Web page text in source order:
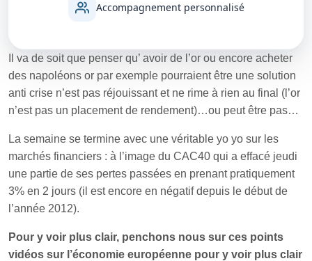
Accompagnement personnalisé
Il va de soit que penser qu’ avoir de l’or ou encore acheter
des napoléons or par exemple pourraient être une solution
anti crise n’est pas réjouissant et ne rime à rien au final (l’or
n’est pas un placement de rendement)…ou peut être pas…
La semaine se termine avec une véritable yo yo sur les
marchés financiers : à l’image du CAC40 qui a effacé jeudi
une partie de ses pertes passées en prenant pratiquement
3% en 2 jours (il est encore en négatif depuis le début de
l’année 2012).
Pour y voir plus clair, penchons nous sur ces points
vidéos sur l’économie européenne pour y voir plus clair